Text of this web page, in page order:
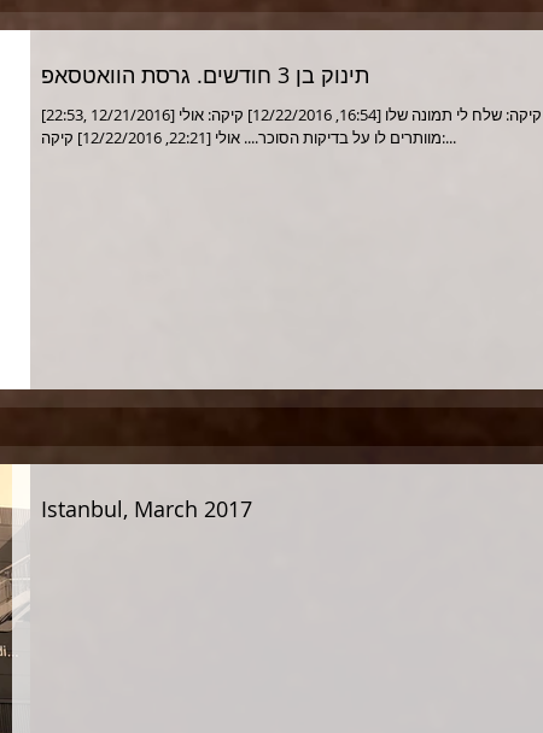
תינוק בן 3 חודשים. גרסת הוואטסאפ
[22:53, 12/21/2016] קיקה: שלח לי תמונה שלו [16:54, 12/22/2016] קיקה: אולי
מוותרים לו על בדיקות הסוכר.... אולי [22:21, 12/22/2016] קיקה:...
Istanbul, March 2017